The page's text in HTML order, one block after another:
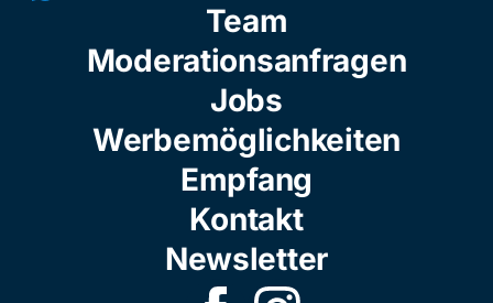
Team
Moderationsanfragen
Jobs
Werbemöglichkeiten
Empfang
Kontakt
Newsletter